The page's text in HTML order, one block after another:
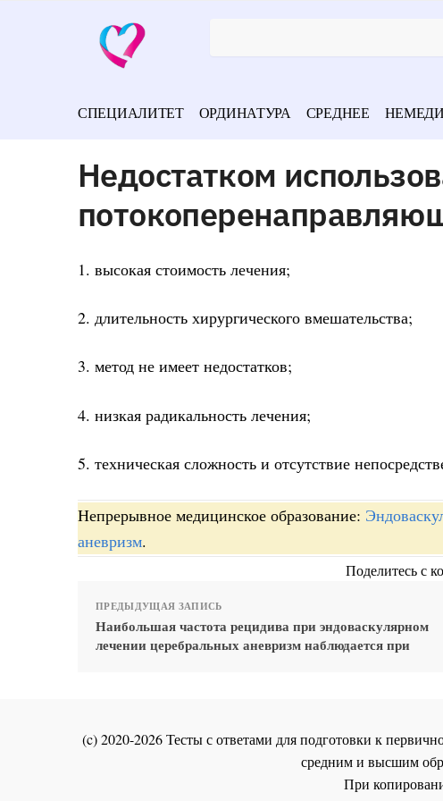
СПЕЦИАЛИТЕТ ОРДИНАТУРА СРЕДНЕЕ
Недостатком
1. высокая стоимость лечения;
2. длительность хирургического вмешательства;
3. метод не имеет недостатков;
4. низкая радикальность лечения;
5. техническая сложность и отсутствие
Непрерывное медицинское образование:
аневризм.
Поделитесь с
ПРЕДЫДУЩАЯ ЗАПИСЬ
Наибольшая частота рецидива при эндоваскулярном
лечении церебральных аневризм наблюдается при
(c) 2020-2026 Тесты с ответами для подготовки к
средним и высшим
При